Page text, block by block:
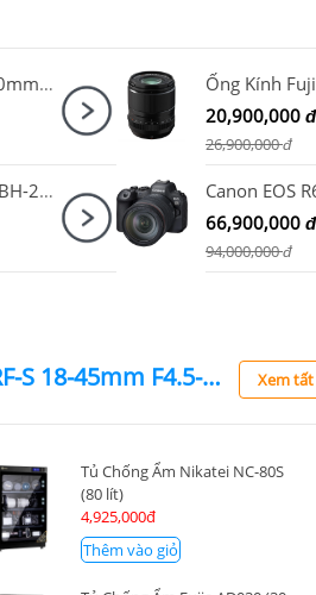
Canon EOS R5 Mark II + Canon RF 24-70mm F2.8 L IS USM
20,900,000 đ
26,900,000đ
Chân máy ảnh K&F Concept O234A7 + BH-28L KF09.087V6
66,900,000 đ
94,000,000đ
Ống kính Canon RF-S 18-45mm F4.5-6.3 IS STM Xem tất
Tủ Chống Ẩm Nikatei NC-80S
(80 lít)
4,925,000đ
Thêm vào giỏ